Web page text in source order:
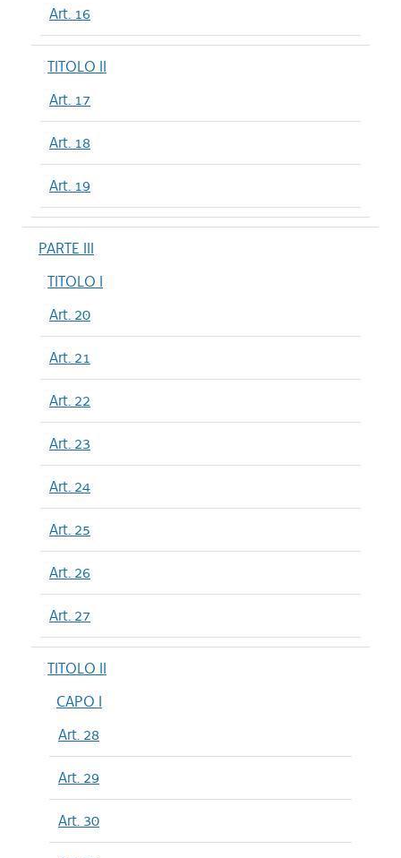
Art. 16
TITOLO II
Art. 17
Art. 18
Art. 19
PARTE III
TITOLO I
Art. 20
Art. 21
Art. 22
Art. 23
Art. 24
Art. 25
Art. 26
Art. 27
TITOLO II
CAPO I
Art. 28
Art. 29
Art. 30